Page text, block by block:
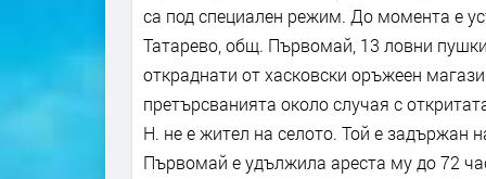
са под специален режим. До момента е
Татарево, общ. Първомай, 13 ловни
откраднати от хасковски оръжеен
претърсванията около случая с
Н. не е жител на селото. Той е задържан
Първомай е удължила ареста му до 72